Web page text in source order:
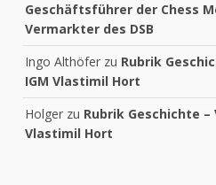
Geschäftsführer der Chess
Vermarkter des DSB
Ingo Althöfer zu Rubrik
IGM Vlastimil Hort
Holger zu Rubrik Geschichte
Vlastimil Hort